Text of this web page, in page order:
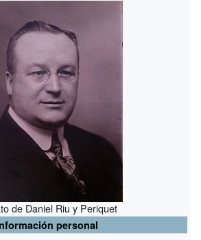
de Daniel Riu y Periquet
personal